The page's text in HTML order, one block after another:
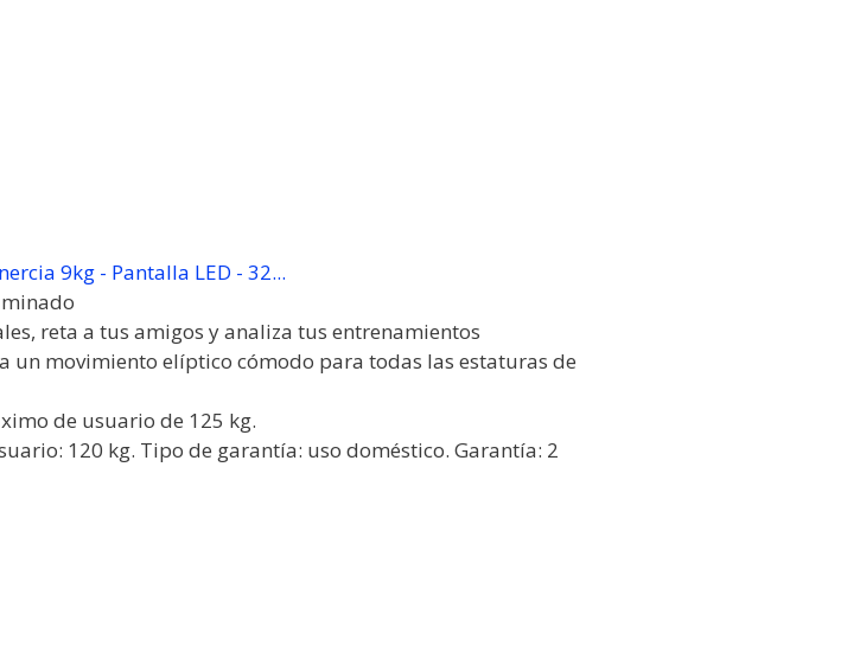
9kg - Pantalla LED - 32...
reta a tus amigos y analiza tus entrenamientos
un movimiento elíptico cómodo para todas las estaturas de
de usuario de 125 kg.
120 kg. Tipo de garantía: uso doméstico. Garantía: 2